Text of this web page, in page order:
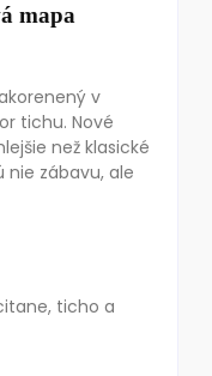
mapa
v
tichu. Nové
než klasické
nie zábavu, ale
ticho a